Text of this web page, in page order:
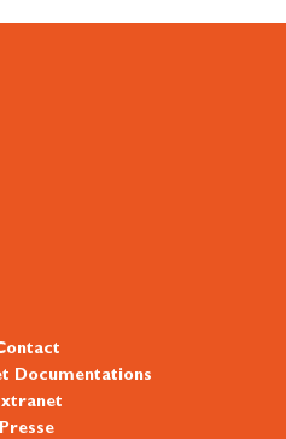
Documentations
Presse